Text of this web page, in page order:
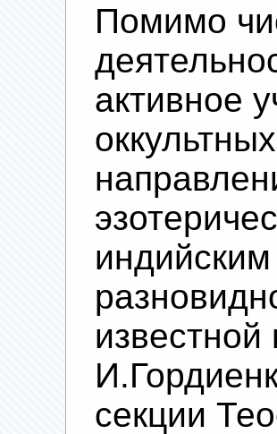
Помимо
активное
известной
секции